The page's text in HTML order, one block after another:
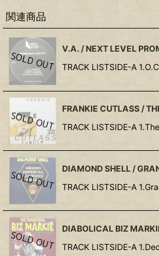
関連商品
V.A. / NEXT LEVEL
TRACK LISTSIDE-A
FRANKIE CUTLASS /
TRACK LISTSIDE-A
DIAMOND SHELL /
TRACK LISTSIDE-A
DIABOLICAL BIZ
TRACK LISTSIDE-A